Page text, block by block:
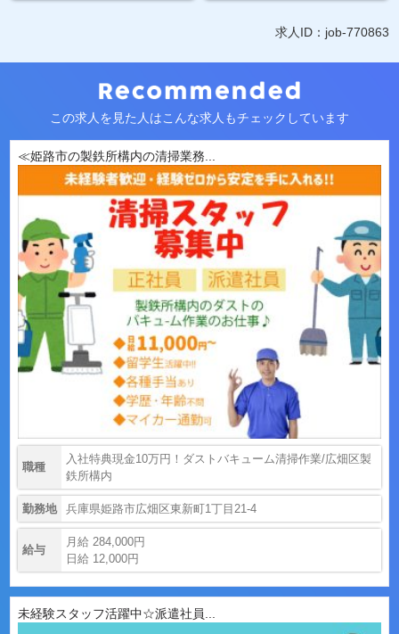
求人ID：job-770863
この求人を見た人はこんな求人もチェックしています
≪姫路市の製鉄所構内の清掃業務...
職種
入社特典現金10万円！ダストバキューム清掃作業/広畑区製
鉄所構内
勤務地 兵庫県姫路市広畑区東新町1丁目21-4
給与
月給 284,000円
日給 12,000円
未経験スタッフ活躍中☆派遣社員...